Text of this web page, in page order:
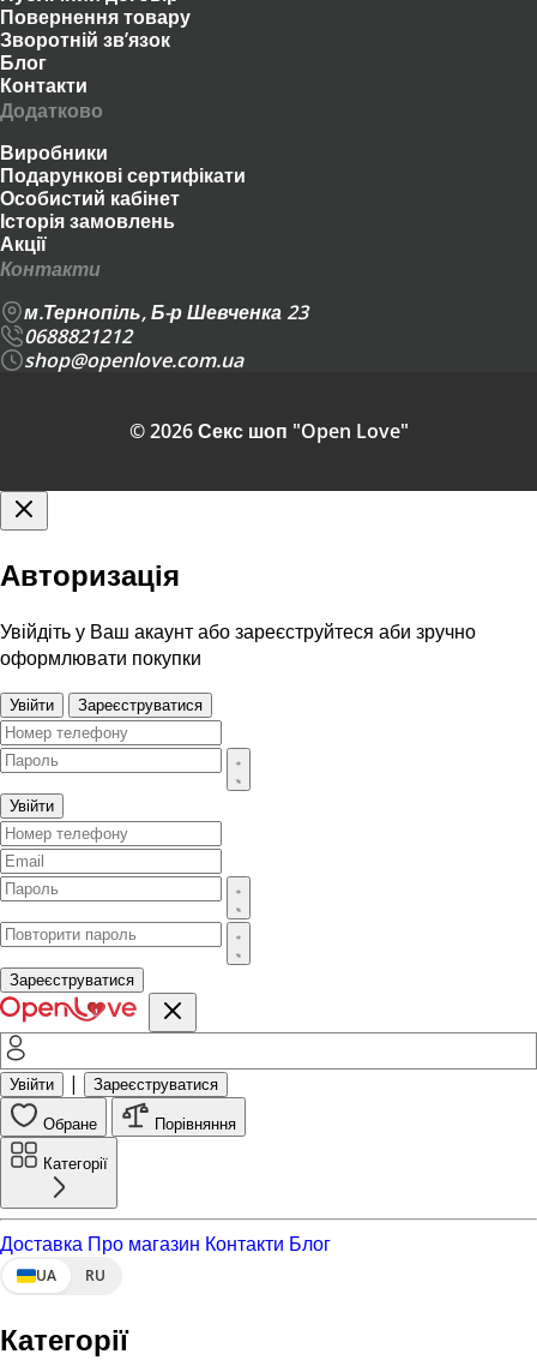
Повернення товару
Зворотній зв’язок
Блог
Контакти
Додатково
Виробники
Подарункові сертифікати
Особистий кабінет
Історія замовлень
Акції
Контакти
м.Тернопіль, Б-р Шевченка 23
0688821212
shop@openlove.com.ua
© 2026 Секс шоп "Open Love"
Авторизація
Увійдіть у Ваш акаунт або зареєструйтеся аби зручно
оформлювати покупки
Увійти Зареєструватися
Увійти
Зареєструватися
Увійти | Зареєструватися
Обране Порівняння
Категорії
Доставка Про магазин Контакти Блог
UA RU
Категорії